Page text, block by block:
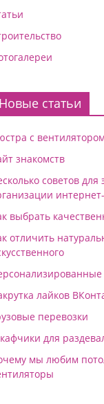
Новые статьи
с
знакомств
советов
выбрать
отличить
лайков
перевозки
для
мы любим